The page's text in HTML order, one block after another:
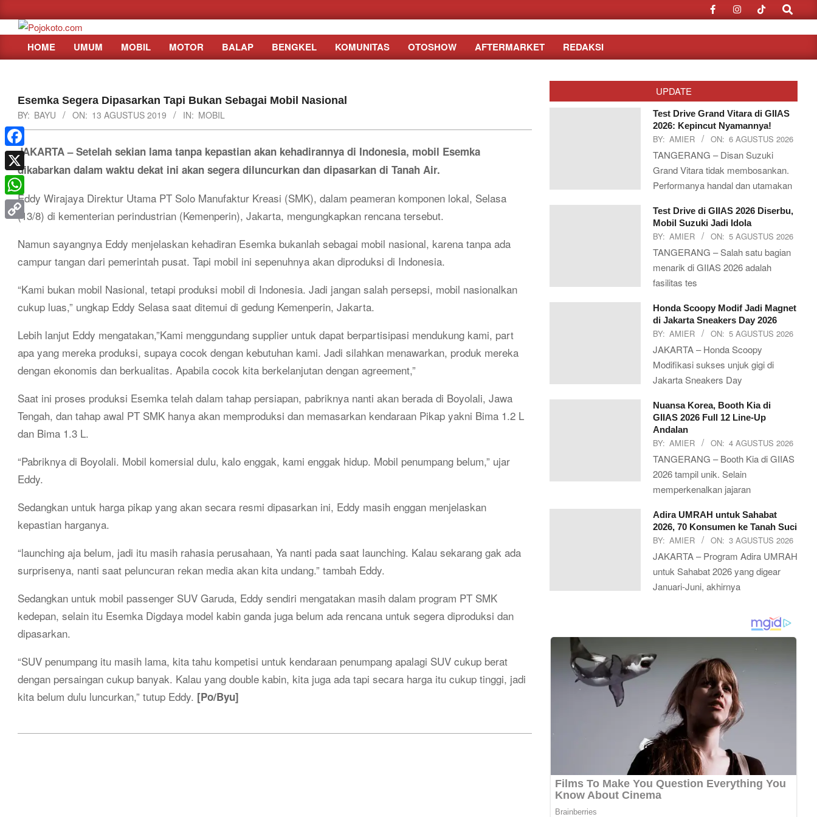
to
content
Search
Primary
HOME UMUM MOBIL MOTOR BALAP BENGKEL KOMUNITAS OTOSHOW AFTERMARKET REDAKSI
Esemka Segera Dipasarkan Tapi Bukan Sebagai Mobil Nasional
BY: BAYU ON: 13 AGUSTUS 2019 IN: MOBIL
JAKARTA – Setelah sekian lama tanpa kepastian akan kehadirannya di Indonesia, mobil Esemka
dikabarkan dalam waktu dekat ini akan segera diluncurkan dan dipasarkan di Tanah Air.
Eddy Wirajaya Direktur Utama PT Solo Manufaktur Kreasi (SMK), dalam peameran komponen lokal, Selasa
(13/8) di kementerian perindustrian (Kemenperin), Jakarta, mengungkapkan rencana tersebut.
Namun sayangnya Eddy menjelaskan kehadiran Esemka bukanlah sebagai mobil nasional, karena tanpa ada
campur tangan dari pemerintah pusat. Tapi mobil ini sepenuhnya akan diproduksi di Indonesia.
“Kami bukan mobil Nasional, tetapi produksi mobil di Indonesia. Jadi jangan salah persepsi, mobil nasionalkan
cukup luas,” ungkap Eddy Selasa saat ditemui di gedung Kemenperin, Jakarta.
Lebih lanjut Eddy mengatakan,”Kami menggundang supplier untuk dapat berpartisipasi mendukung kami, part
apa yang mereka produksi, supaya cocok dengan kebutuhan kami. Jadi silahkan menawarkan, produk mereka
dengan ekonomis dan berkualitas. Apabila cocok kita berkelanjutan dengan agreement,”
Saat ini proses produksi Esemka telah dalam tahap persiapan, pabriknya nanti akan berada di Boyolali, Jawa
Tengah, dan tahap awal PT SMK hanya akan memproduksi dan memasarkan kendaraan Pikap yakni Bima 1.2 L
dan Bima 1.3 L.
“Pabriknya di Boyolali. Mobil komersial dulu, kalo enggak, kami enggak hidup. Mobil penumpang belum,” ujar
Eddy.
Sedangkan untuk harga pikap yang akan secara resmi dipasarkan ini, Eddy masih enggan menjelaskan
kepastian harganya.
“launching aja belum, jadi itu masih rahasia perusahaan, Ya nanti pada saat launching. Kalau sekarang gak ada
surprisenya, nanti saat peluncuran rekan media akan kita undang.” tambah Eddy.
Sedangkan untuk mobil passenger SUV Garuda, Eddy sendiri mengatakan masih dalam program PT SMK
kedepan, selain itu Esemka Digdaya model kabin ganda juga belum ada rencana untuk segera diproduksi dan
dipasarkan.
“SUV penumpang itu masih lama, kita tahu kompetisi untuk kendaraan penumpang apalagi SUV cukup berat
dengan persaingan cukup banyak. Kalau yang double kabin, kita juga ada tapi secara harga itu cukup tinggi, jadi
kita belum dulu luncurkan,” tutup Eddy. [Po/Byu]
UPDATE
Test Drive Grand Vitara di GIIAS
2026: Kepincut Nyamannya!
BY: AMIER ON: 6 AGUSTUS 2026
TANGERANG – Disan Suzuki
Grand Vitara tidak membosankan.
Performanya handal dan utamakan
Test Drive di GIIAS 2026 Diserbu,
Mobil Suzuki Jadi Idola
BY: AMIER ON: 5 AGUSTUS 2026
TANGERANG – Salah satu bagian
menarik di GIIAS 2026 adalah
fasilitas tes
Honda Scoopy Modif Jadi Magnet
di Jakarta Sneakers Day 2026
BY: AMIER ON: 5 AGUSTUS 2026
JAKARTA – Honda Scoopy
Modifikasi sukses unjuk gigi di
Jakarta Sneakers Day
Nuansa Korea, Booth Kia di
GIIAS 2026 Full 12 Line-Up
Andalan
BY: AMIER ON: 4 AGUSTUS 2026
TANGERANG – Booth Kia di GIIAS
2026 tampil unik. Selain
memperkenalkan jajaran
Adira UMRAH untuk Sahabat
2026, 70 Konsumen ke Tanah Suci
BY: AMIER ON: 3 AGUSTUS 2026
JAKARTA – Program Adira UMRAH
untuk Sahabat 2026 yang digear
Januari-Juni, akhirnya
Facebook
X
WhatsApp
Link